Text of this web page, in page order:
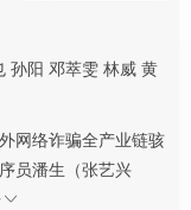
孙阳 邓萃雯 林威 黄
网络诈骗全产业链骇
员潘生（张艺兴